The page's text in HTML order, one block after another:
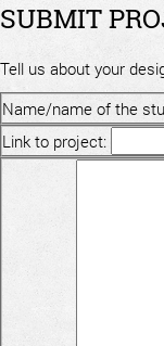
SUBMIT
Tell us about your
Name/name of the
Link to project: